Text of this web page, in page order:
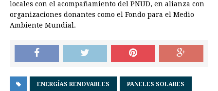
locales con el acompañamiento del PNUD, en alianza con
organizaciones donantes como el Fondo para el Medio
Ambiente Mundial.
ENERGÍAS RENOVABLES PANELES SOLARES